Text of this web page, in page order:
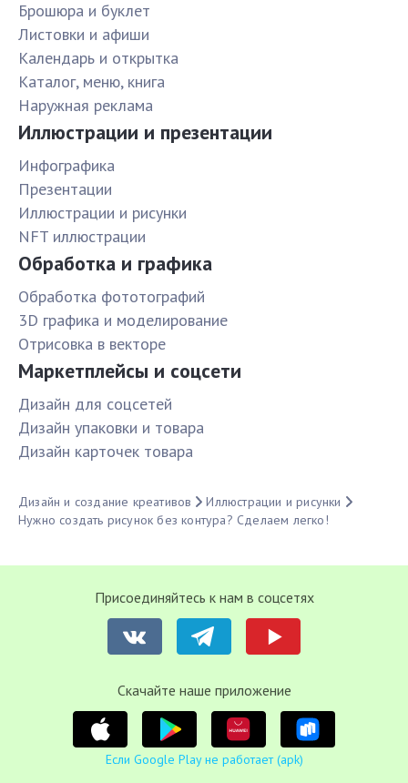
Брошюра и буклет
Листовки и афиши
Календарь и открытка
Каталог, меню, книга
Наружная реклама
Иллюстрации и презентации
Инфографика
Презентации
Иллюстрации и рисунки
NFT иллюстрации
Обработка и графика
Обработка фототографий
3D графика и моделирование
Отрисовка в векторе
Маркетплейсы и соцсети
Дизайн для соцсетей
Дизайн упаковки и товара
Дизайн карточек товара
Дизайн и создание креативов
Иллюстрации и рисунки
Нужно создать рисунок без контура? Сделаем легко!
Присоединяйтесь к нам в соцсетях
Cкачайте наше приложение
Если Google Play не работает (apk)